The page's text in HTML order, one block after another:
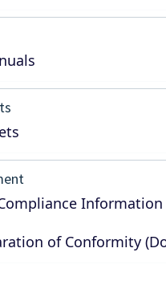
Information
of Conformity